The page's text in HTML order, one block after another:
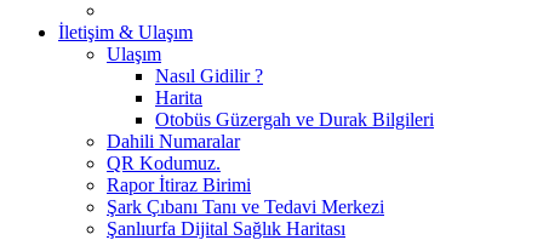
İletişim & Ulaşım
Ulaşım
Nasıl Gidilir ?
Harita
Otobüs Güzergah ve Durak Bilgileri
Dahili Numaralar
QR Kodumuz.
Rapor İtiraz Birimi
Şark Çıbanı Tanı ve Tedavi Merkezi
Şanlıurfa Dijital Sağlık Haritası